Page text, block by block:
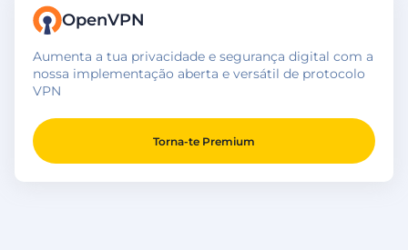
OpenVPN
Aumenta a tua privacidade e segurança digital com a
nossa implementação aberta e versátil de protocolo
VPN
Torna-te Premium